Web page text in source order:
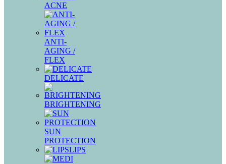
ACNE
ANTI-
AGING /
FLEX
DELICATE
BRIGHTENING
SUN
PROTECTION
LIPS